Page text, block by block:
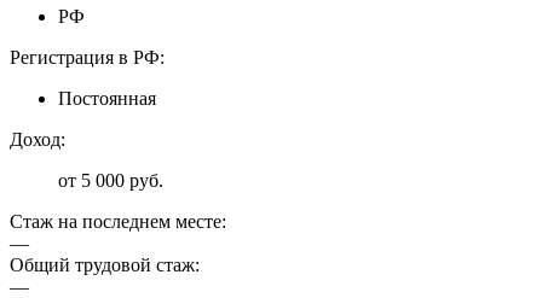
РФ
Регистрация в РФ:
Постоянная
Доход:
от 5 000 руб.
Стаж на последнем месте:
—
Общий трудовой стаж:
—